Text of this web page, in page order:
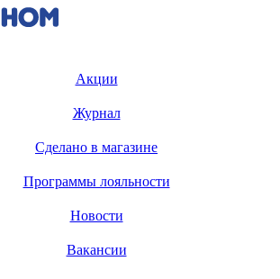
Акции
Журнал
Сделано в магазине
Программы лояльности
Новости
Вакансии